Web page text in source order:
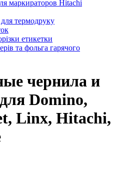
маркираторов Hitachi
термодруку
етикетки
та фольга гарячого
чернила и
Domino,
Linx, Hitachi,